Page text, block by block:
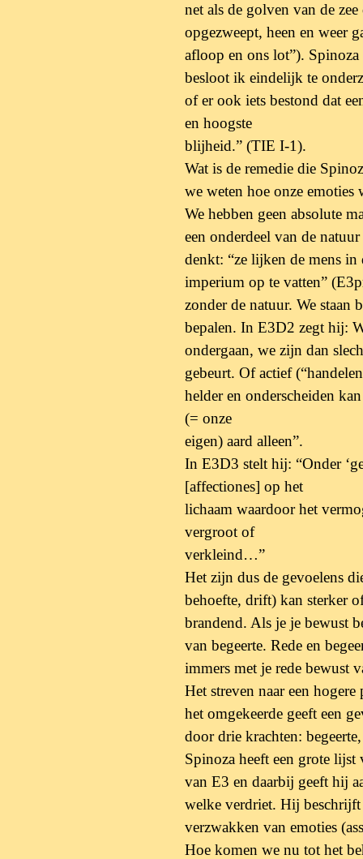
net als de golven van de
opgezweept, heen en weer
afloop en ons lot”).
besloot ik eindelijk te
of er ook iets bestond dat
en hoogste
blijheid.” (TIE I-1).
Wat is de remedie die
we weten hoe onze emoties
We hebben geen absolute
een onderdeel van de
denkt: “ze lijken de mens in
imperium op te vatten”
zonder de natuur. We staan
bepalen. In E3D2 zegt hij:
ondergaan, we zijn dan
gebeurt. Of actief
helder en onderscheiden
(= onze
eigen) aard alleen”.
In E3D3 stelt hij: “Onder
[affectiones] op het
lichaam waardoor het
vergroot of
verkleind…”
Het zijn dus de gevoelens
behoefte, drift) kan sterker
brandend. Als je je bewust
van begeerte. Rede en
immers met je rede bewust
Het streven naar een
het omgekeerde geeft een
door drie krachten:
Spinoza heeft een grote
van E3 en daarbij geeft hij
welke verdriet. Hij beschrijft
verzwakken van emoties
Hoe komen we nu tot het